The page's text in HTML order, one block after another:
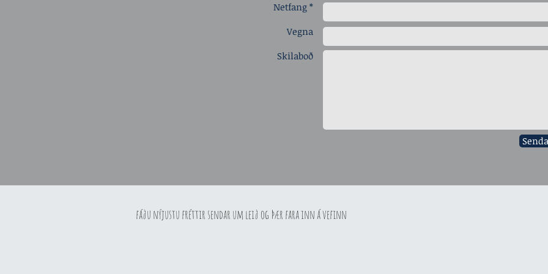
Netfang *
Vegna
Skilaboð
Senda
fáðu nýjustu fréttir sendar um leið og þær fara inn á vefinn